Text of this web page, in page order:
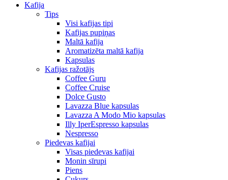
Kafija
Tips
Visi kafijas tipi
Kafijas pupiņas
Maltā kafija
Aromatizēta maltā kafija
Kapsulas
Kafijas ražotājs
Coffee Guru
Coffee Cruise
Dolce Gusto
Lavazza Blue kapsulas
Lavazza A Modo Mio kapsulas
Illy IperEspresso kapsulas
Nespresso
Piedevas kafijai
Visas piedevas kafijai
Monin sīrupi
Piens